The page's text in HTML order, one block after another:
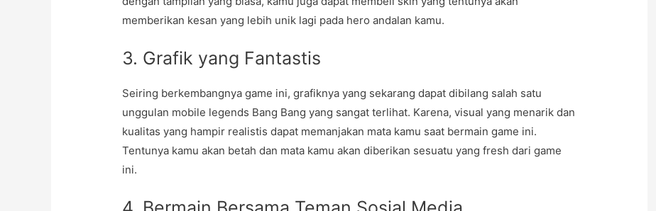
memberikan kesan yang lebih unik lagi pada hero andalan kamu.
3. Grafik yang Fantastis
Seiring berkembangnya game ini, grafiknya yang sekarang dapat dibilang salah satu
unggulan mobile legends Bang Bang yang sangat terlihat. Karena, visual yang menarik dan
kualitas yang hampir realistis dapat memanjakan mata kamu saat bermain game ini.
Tentunya kamu akan betah dan mata kamu akan diberikan sesuatu yang fresh dari game
ini.